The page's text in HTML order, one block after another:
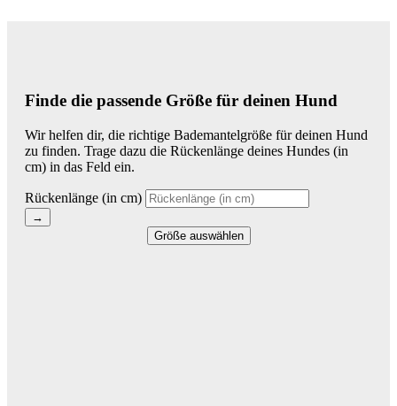
Finde die passende Größe für deinen Hund
Wir helfen dir, die richtige Bademantelgröße für deinen Hund
zu finden. Trage dazu die Rückenlänge deines Hundes (in
cm) in das Feld ein.
Rückenlänge (in cm)
→
Größe auswählen